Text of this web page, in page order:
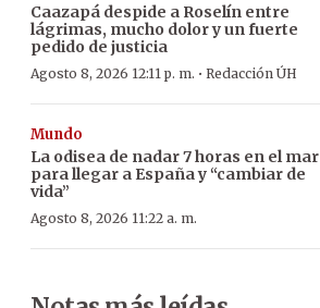
Caazapá despide a Roselín entre
lágrimas, mucho dolor y un fuerte
pedido de justicia
Agosto 8, 2026 12:11 p. m. · Redacción ÚH
Mundo
La odisea de nadar 7 horas en el mar
para llegar a España y “cambiar de
vida”
Agosto 8, 2026 11:22 a. m.